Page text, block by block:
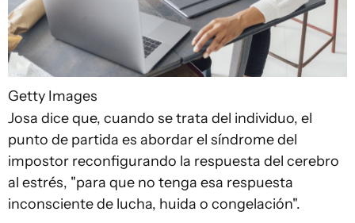
Getty Images
Josa dice que, cuando se trata del individuo, el
punto de partida es abordar el síndrome del
impostor reconfigurando la respuesta del cerebro
al estrés, "para que no tenga esa respuesta
inconsciente de lucha, huida o congelación".